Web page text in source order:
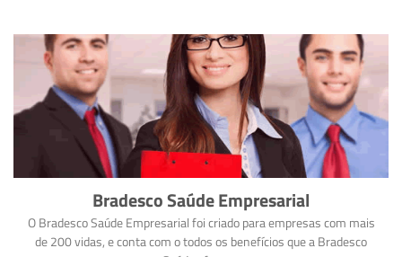
Bradesco Saúde Empresarial
O Bradesco Saúde Empresarial foi criado para empresas com mais
de 200 vidas, e conta com o todos os benefícios que a Bradesco